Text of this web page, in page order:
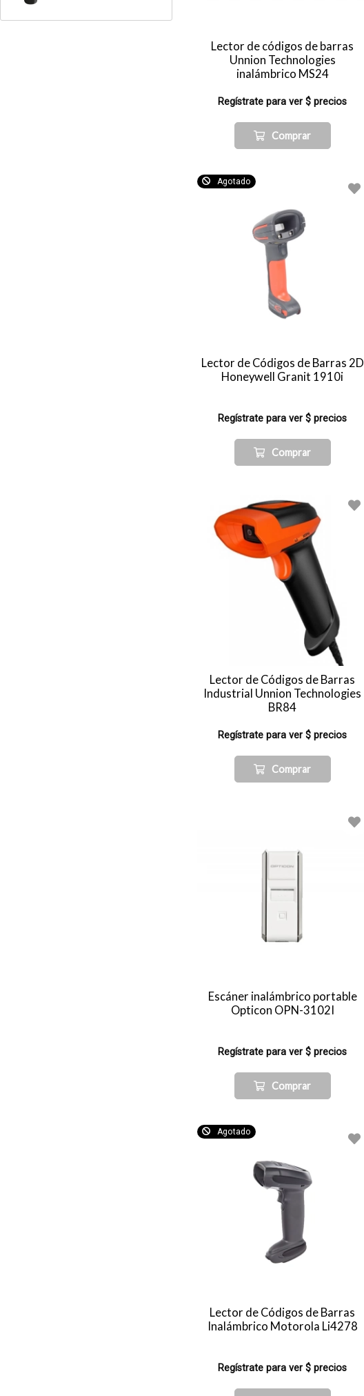
Lector de códigos de barras
Unnion Technologies
inalámbrico MS24
Regístrate para ver $ precios
Comprar
Agotado
Lector de Códigos de Barras 2D
Honeywell Granit 1910i
Regístrate para ver $ precios
Comprar
Lector de Códigos de Barras
Industrial Unnion Technologies
BR84
Regístrate para ver $ precios
Comprar
Escáner inalámbrico portable
Opticon OPN-3102I
Regístrate para ver $ precios
Comprar
Agotado
Lector de Códigos de Barras
Inalámbrico Motorola Li4278
Regístrate para ver $ precios